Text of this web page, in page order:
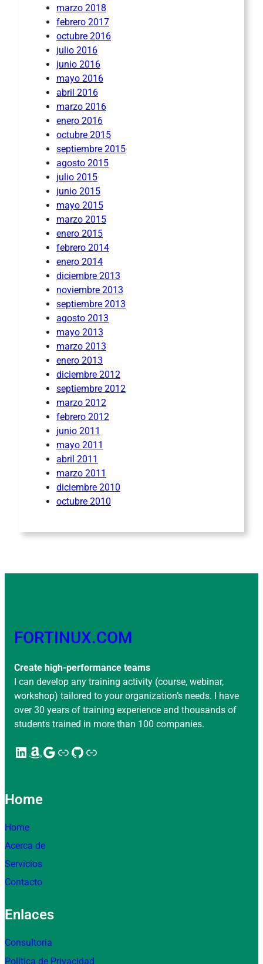
marzo 2018
febrero 2017
octubre 2016
julio 2016
junio 2016
mayo 2016
abril 2016
marzo 2016
enero 2016
octubre 2015
septiembre 2015
agosto 2015
julio 2015
junio 2015
mayo 2015
marzo 2015
enero 2015
febrero 2014
enero 2014
diciembre 2013
noviembre 2013
septiembre 2013
agosto 2013
mayo 2013
marzo 2013
enero 2013
diciembre 2012
septiembre 2012
marzo 2012
febrero 2012
junio 2011
mayo 2011
abril 2011
marzo 2011
diciembre 2010
octubre 2010
FORTINUX.COM
Create high-performance teams
I can develop any training activity (course, webinar,
workshop) tailored to your organization’s needs. I have
over 30 years of training experience and thousands of
students trained in more than 100 companies.
LinkedIn Amazon Google Enlace GitHub Enlace
Home
Home
Acerca de
Servicios
Contacto
Enlaces
Consultoria
Política de Privacidad